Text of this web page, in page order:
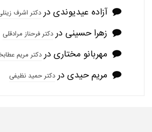
آزاده عیدیوندی دردکتر اشرف
زهرا حسینی دردکتر فرحناز مرادقلی
مهربانو مختاری دردکتر مریم
مریم حیدی دردکتر حمید نظیفی